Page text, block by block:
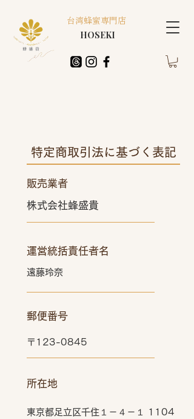
台湾蜂蜜専門店
HOSEKI
特定商取引法に基づく表記
販売業者
株式会社蜂盛貴
運営統括責任者名
遠藤玲奈
郵便番号
〒123-0845
所在地
東京都足立区千住１－４－１ 1104